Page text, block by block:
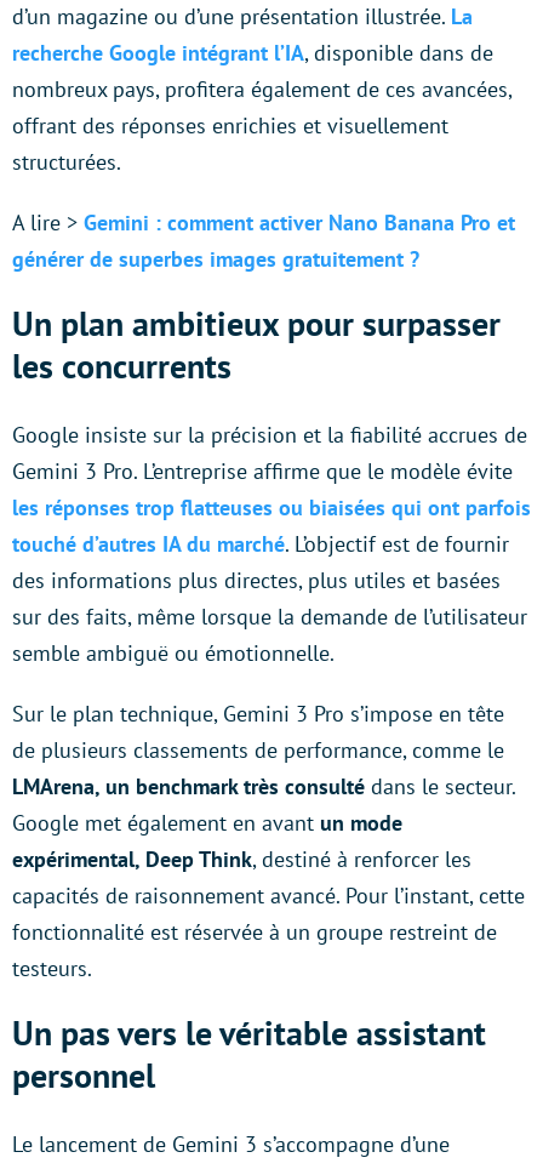
d’un magazine ou d’une présentation illustrée. La
recherche Google intégrant l’IA, disponible dans de
nombreux pays, profitera également de ces avancées,
offrant des réponses enrichies et visuellement
structurées.
A lire > Gemini : comment activer Nano Banana Pro et
générer de superbes images gratuitement ?
Un plan ambitieux pour surpasser
les concurrents
Google insiste sur la précision et la fiabilité accrues de
Gemini 3 Pro. L’entreprise affirme que le modèle évite
les réponses trop flatteuses ou biaisées qui ont parfois
touché d’autres IA du marché. L’objectif est de fournir
des informations plus directes, plus utiles et basées
sur des faits, même lorsque la demande de l’utilisateur
semble ambiguë ou émotionnelle.
Sur le plan technique, Gemini 3 Pro s’impose en tête
de plusieurs classements de performance, comme le
LMArena, un benchmark très consulté dans le secteur.
Google met également en avant un mode
expérimental, Deep Think, destiné à renforcer les
capacités de raisonnement avancé. Pour l’instant, cette
fonctionnalité est réservée à un groupe restreint de
testeurs.
Un pas vers le véritable assistant
personnel
Le lancement de Gemini 3 s’accompagne d’une